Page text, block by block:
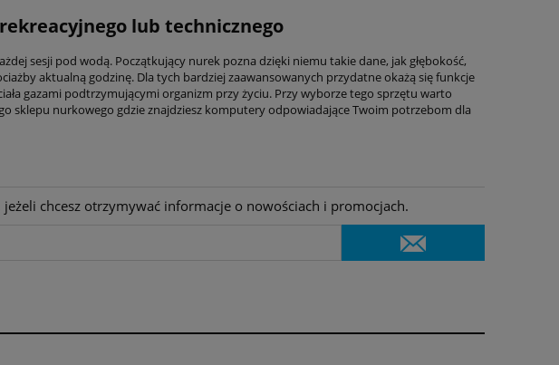
lub technicznego
sesji pod wodą. Początkujący nurek pozna dzięki niemu takie dane, jak głębokość,
aktualną godzinę. Dla tych bardziej zaawansowanych przydatne okażą się funkcje
gazami podtrzymującymi organizm przy życiu. Przy wyborze tego sprzętu warto
sklepu nurkowego gdzie znajdziesz komputery odpowiadające Twoim potrzebom dla
chcesz otrzymywać informacje o nowościach i promocjach.